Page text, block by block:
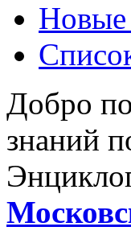
Новые
Добро
знаний